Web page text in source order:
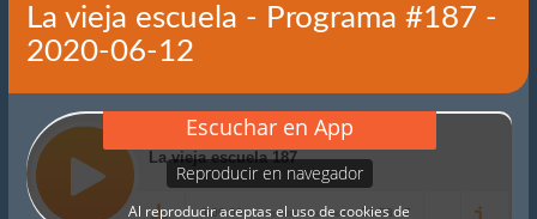
La vieja escuela - Programa #187 -
2020-06-12